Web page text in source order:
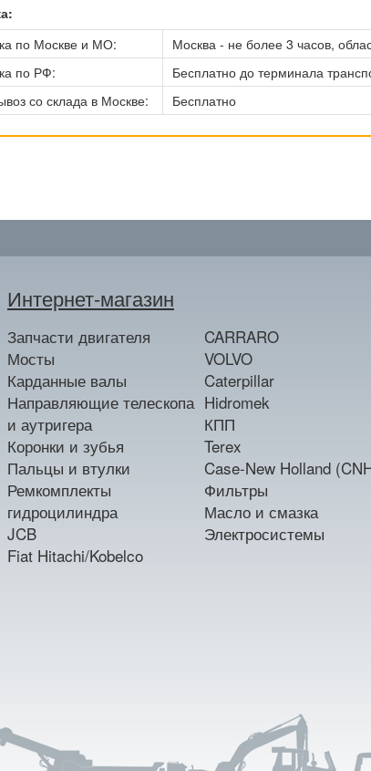
по Москве и МО:
Москва - не более 3 часов,
по РФ:
Бесплатно до терминала
со склада в Москве:
Бесплатно
Интернет-магазин
Запчасти двигателя
Мосты
Карданные валы
Направляющие телескопа
и аутригера
Коронки и зубья
Пальцы и втулки
Ремкомплекты
гидроцилиндра
JCB
Fiat Hitachi/Kobelco
CARRARO
VOLVO
Caterpillar
Hidromek
КПП
Terex
Case-New Holland
Фильтры
Масло и смазка
Электросистемы